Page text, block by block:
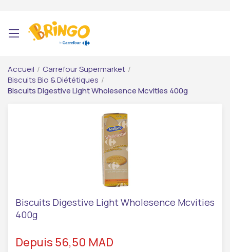
Accueil / Carrefour Supermarket /
Biscuits Bio & Diététiques /
Biscuits Digestive Light Wholesence Mcvities 400g
Biscuits Digestive Light Wholesence Mcvities
400g
Depuis 56,50 MAD